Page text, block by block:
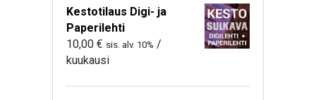
Kestotilaus Digi- ja
Paperilehti
10,00 € sis. alv. 10% /
kuukausi